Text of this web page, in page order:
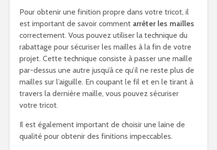
Pour obtenir une finition propre dans votre tricot, il
est important de savoir comment arrêter les mailles
correctement. Vous pouvez utiliser la technique du
rabattage pour sécuriser les mailles à la fin de votre
projet. Cette technique consiste à passer une maille
par-dessus une autre jusqu’à ce qu’il ne reste plus de
mailles sur l’aiguille. En coupant le fil et en le tirant à
travers la dernière maille, vous pouvez sécuriser
votre tricot.
Il est également important de choisir une laine de
qualité pour obtenir des finitions impeccables.